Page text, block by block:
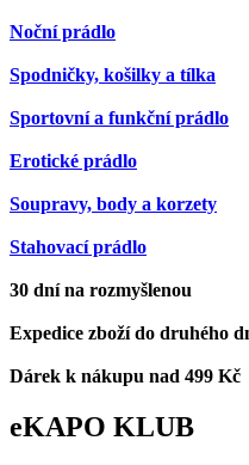
Noční prádlo
Spodničky, košilky a tílka
Sportovní a funkční prádlo
Erotické prádlo
Soupravy, body a korzety
Stahovací prádlo
30 dní na rozmyšlenou
Expedice zboží do druhého
Dárek k nákupu nad 499 Kč
eKAPO KLUB